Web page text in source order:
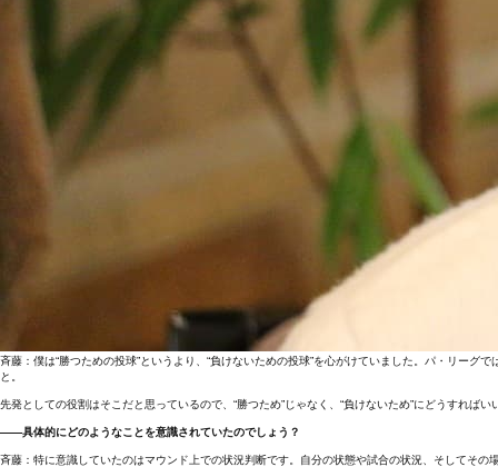
斉藤：僕は“勝つための投球”というより、“負けないための投球”を心がけていました。パ・リー
と。
先発としての役割はそこだと思っているので、“勝つため”じゃなく、“負けないため”にどうすれば
――具体的にどのようなことを意識されていたのでしょう？
斉藤：特に意識していたのはマウンド上での状況判断です。自分の状態や試合の状況、そしてそ